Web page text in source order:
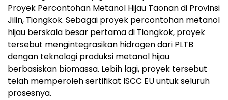
Proyek Percontohan Metanol Hijau Taonan di Provinsi
Jilin, Tiongkok. Sebagai proyek percontohan metanol
hijau berskala besar pertama di Tiongkok, proyek
tersebut mengintegrasikan hidrogen dari PLTB
dengan teknologi produksi metanol hijau
berbasiskan biomassa. Lebih lagi, proyek tersebut
telah memperoleh sertifikat ISCC EU untuk seluruh
prosesnya.